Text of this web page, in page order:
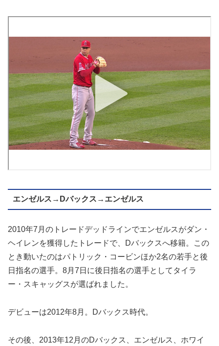
エンゼルス→Dバックス→エンゼルス
2010年7月のトレードデッドラインでエンゼルスがダン・
ヘイレンを獲得したトレードで、Dバックスへ移籍。この
とき動いたのはパトリック・コービンほか2名の若手と後
日指名の選手。8月7日に後日指名の選手としてタイラ
ー・スキャッグスが選ばれました。
デビューは2012年8月。Dバックス時代。
その後、2013年12月のDバックス、エンゼルス、ホワイ